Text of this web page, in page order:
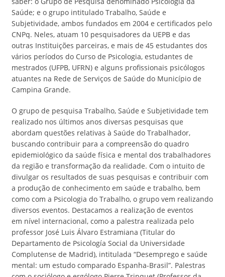
Saúde; e o grupo intitulado Trabalho, Saúde e
Subjetividade, ambos fundados em 2004 e certificados pelo
CNPq. Neles, atuam 10 pesquisadores da UEPB e das
outras Instituições parceiras, e mais de 45 estudantes dos
vários períodos do Curso de Psicologia, estudantes de
mestrados (UFPB, UFRN) e alguns profissionais psicólogos
atuantes na Rede de Serviços de Saúde do Município de
Campina Grande.
O grupo de pesquisa Trabalho, Saúde e Subjetividade tem
realizado nos últimos anos diversas pesquisas que
abordam questões relativas à Saúde do Trabalhador,
buscando contribuir para a compreensão do quadro
epidemiológico da saúde física e mental dos trabalhadores
da região e transformação da realidade. Com o intuito de
divulgar os resultados de suas pesquisas e contribuir com
a produção de conhecimento em saúde e trabalho, bem
como com a Psicologia do Trabalho, o grupo vem realizando
diversos eventos. Destacamos a realização de eventos
em nível internacional, como a palestra realizada pelo
professor José Luis Álvaro Estramiana (Titular do
Departamento de Psicología Social da Universidade
Complutense de Madrid), intitulada “Desemprego e saúde
mental: um estudo comparado Espanha-Brasil”. Palestras